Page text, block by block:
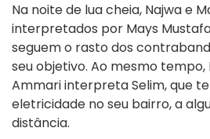
Na noite de lua cheia, Najwa e
interpretados por Mays
seguem o rasto dos
seu objetivo. Ao mesmo
Ammari interpreta Selim, que
eletricidade no seu bairro, a
distância.